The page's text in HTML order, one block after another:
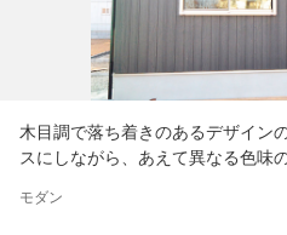
木目調で落ち着きのあるデザイン
スにしながら、あえて異なる色味
モダン